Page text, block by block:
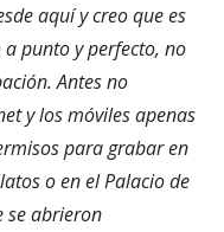
aquí y creo que es
punto y perfecto, no
Antes no
y los móviles apenas
para grabar en
o en el Palacio de
se abrieron